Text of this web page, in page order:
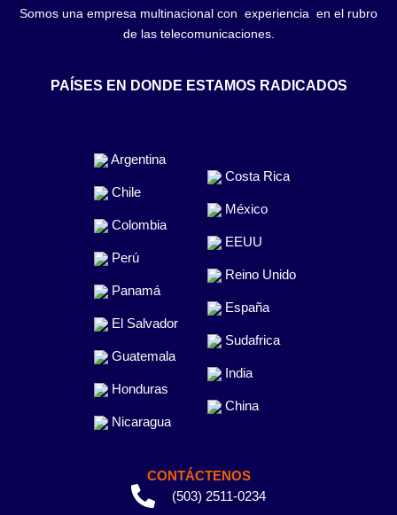
Somos una empresa multinacional con experiencia en el rubro
de las telecomunicaciones.
PAÍSES EN DONDE ESTAMOS RADICADOS
Argentina
Chile
Colombia
Perú
Panamá
El Salvador
Guatemala
Honduras
Nicaragua
Costa Rica
México
EEUU
Reino Unido
España
Sudafrica
India
China
CONTÁCTENOS
(503) 2511-0234